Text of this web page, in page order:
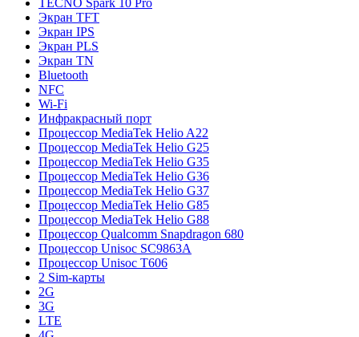
Экран TFT
Экран IPS
Экран PLS
Экран TN
Bluetooth
NFC
Wi-Fi
Инфракрасный порт
Процессор MediaTek Helio A22
Процессор MediaTek Helio G25
Процессор MediaTek Helio G35
Процессор MediaTek Helio G36
Процессор MediaTek Helio G37
Процессор MediaTek Helio G85
Процессор MediaTek Helio G88
Процессор Qualcomm Snapdragon 680
Процессор Unisoc SC9863A
Процессор Unisoc T606
2 Sim-карты
2G
3G
LTE